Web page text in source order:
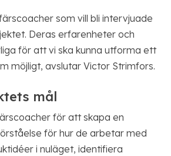
som vill bli intervjuade
Deras erfarenheter och
för att vi ska kunna utforma ett
möjligt, avslutar Victor Strimfors.
mål
för att skapa en
för hur de arbetar med
i nuläget, identifiera